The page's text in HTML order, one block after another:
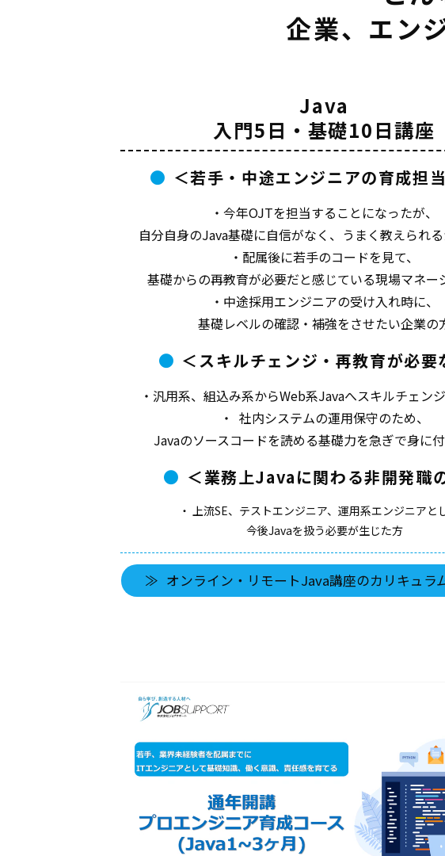
企業、エン
Java
入門5日・基礎10日講座
＜若手・中途エンジニアの育成担
・今年OJTを担当することになったが、
自分自身のJava基礎に自信がなく、うまく教えられ
・配属後に若手のコードを見て、
基礎からの再教育が必要だと感じている現場マネー
・中途採用エンジニアの受け入れ時に、
基礎レベルの確認・補強をさせたい企業の
＜スキルチェンジ・再教育が必要
・汎用系、組込み系からWeb系Javaへスキルチェン
・ 社内システムの運用保守のため、
Javaのソースコードを読める基礎力を急ぎで身に
＜業務上Javaに関わる非開発職
・ 上流SE、テストエンジニア、運用系エンジニアとし
今後Javaを扱う必要が生じた方
オンライン・リモートJava講座のカリキュラ